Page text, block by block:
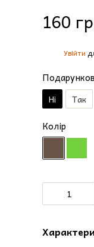
160
Увійти
Ні Так
Колір